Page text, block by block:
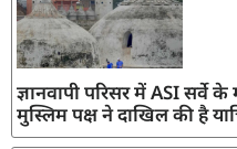
ज्ञानवापी परिसर में ASI सर्वे
मुस्लिम पक्ष ने दाखिल की है